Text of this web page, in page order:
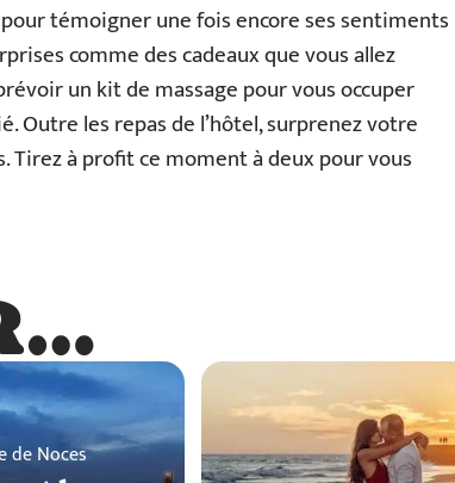
témoigner une fois encore ses sentiments
comme des cadeaux que vous allez
un kit de massage pour vous occuper
les repas de l’hôtel, surprenez votre
Tirez à profit ce moment à deux pour vous
de Noces